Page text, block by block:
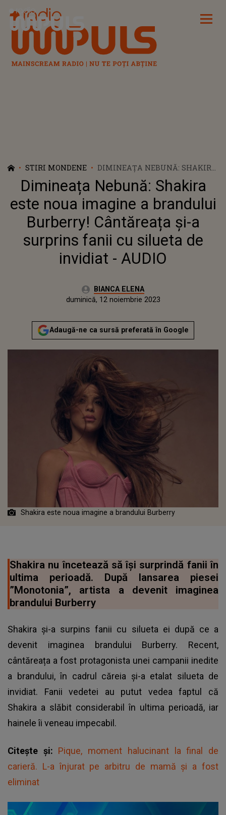
Radio Impuls
STIRI MONDENE
DIMINEAȚA NEBUNĂ: SHAKIRA
ESTE NOUA IMAGINE A
BRANDULUI BURBERRY!
CÂNTĂREAȚA ȘI-A SURPRINS
FANII CU SILUETA DE INVIDIAT -
AUDIO
Dimineața Nebună: Shakira
este noua imagine a brandului
Burberry! Cântăreața și-a
surprins fanii cu silueta de
invidiat - AUDIO
Autor:BIANCA ELENA
sâmbătă, 12 noiembrie 2022
Actualizat:
duminică, 12 noiembrie 2023
Adaugă-ne ca sursă preferată în Google
Shakira este noua imagine a brandului Burberry
Shakira nu încetează să își surprindă fanii în
ultima perioadă. După lansarea piesei
”Monotonia”, artista a devenit imaginea
brandului Burberry
Shakira și-a surpins fanii cu silueta ei după ce a
devenit imaginea brandului Burberry. Recent,
cântăreața a fost protagonista unei campanii inedite
a brandului, în cadrul căreia și-a etalat silueta de
invidiat. Fanii vedetei au putut vedea faptul că
Shakira a slăbit considerabil în ultima perioadă, iar
hainele îi veneau impecabil.
Citește și: Pique, moment halucinant la final de
carieră. L-a înjurat pe arbitru de mamă și a fost
eliminat